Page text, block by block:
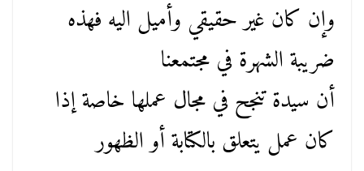
وإن كان غير حقيقي وأميل اليه فهذه
ضريبة الشهرة في مجتمعنا
أن سيدة تنجح في مجال عملها خاصة إذا
كان عمل يتعلق بالكتابة أو الظهور